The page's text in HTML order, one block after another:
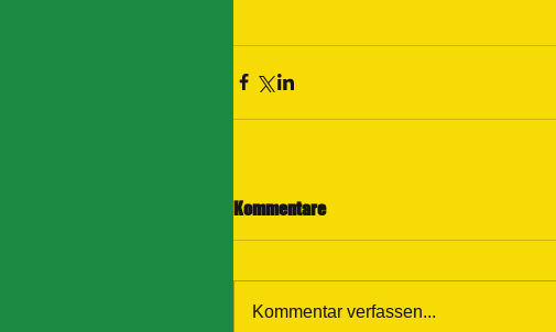
Kommentare
Kommentar verfassen...